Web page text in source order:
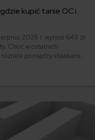
kupić tanie OC i
2026 r. wynosi 649 zł
Choć w ostatnich
różnice pomiędzy stawkami
najtańsze OC w Polsce